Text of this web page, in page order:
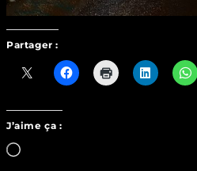
Partager :
J’aime ça :
Chargement…